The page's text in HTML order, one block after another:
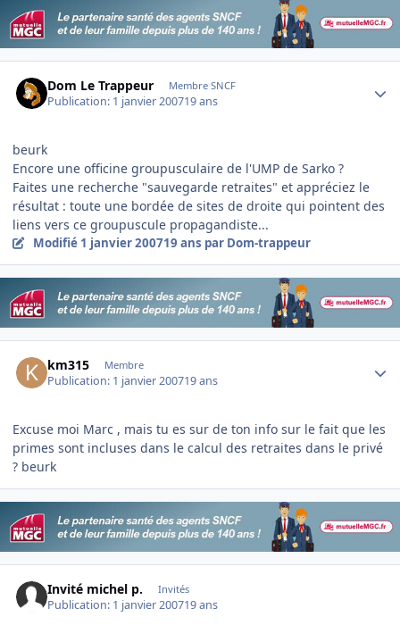
Dom Le Trappeur Membre SNCF
Publication: 1 janvier 200719 ans
beurk
Encore une officine groupusculaire de l'UMP de Sarko ?
Faites une recherche "sauvegarde retraites" et appréciez le
résultat : toute une bordée de sites de droite qui pointent des
liens vers ce groupuscule propagandiste...
Modifié 1 janvier 200719 ans par Dom-trappeur
km315 Membre
Publication: 1 janvier 200719 ans
Excuse moi Marc , mais tu es sur de ton info sur le fait que les
primes sont incluses dans le calcul des retraites dans le privé
? beurk
Invité michel p. Invités
Publication: 1 janvier 200719 ans